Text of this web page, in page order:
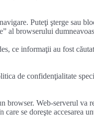
Puteţi şterge sau
al browserului
ce informaţii au fost
de confidenţialitate
Web-serverul va
se doreşte accesarea